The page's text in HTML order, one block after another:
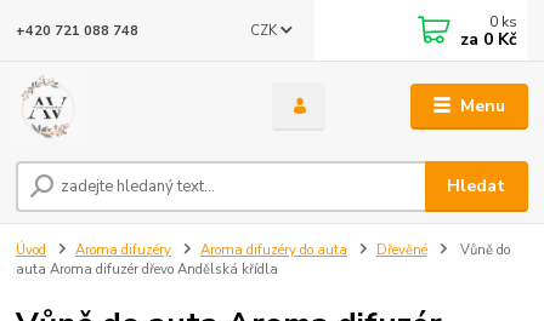
Menu
CZK
Hledat
+420 721 088 748 0 ks
za 0 Kč
Úvod Aroma difuzéry Aroma difuzéry do auta Dřevěné
Vůně do
auta Aroma difuzér dřevo Andělská křídla